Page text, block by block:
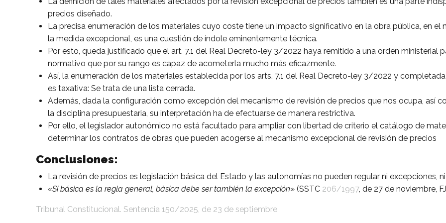
precios diseñado.
La precisa enumeración de los materiales cuyo coste tiene un impacto significativo en la obra pública, en
la medida excepcional, es una cuestión de índole eminentemente técnica.
Por esto, queda justificado que el art. 7.1 del Real Decreto-ley 3/2022 haya remitido a una orden ministerial
normativo que por su rango es capaz de acometerla mucho más eficazmente.
Así, la enumeración de los materiales establecida por los arts. 7.1 del Real Decreto-ley 3/2022 y
es taxativa: Se trata de una lista cerrada.
Además, dada la configuración como excepción del mecanismo de revisión de precios que nos ocupa, así
la disciplina presupuestaria, su interpretación ha de efectuarse de manera restrictiva.
Por ello, el legislador autonómico no está facultado para ampliar con libertad de criterio el catálogo de
determinar los contratos de obras que pueden acogerse al mecanismo excepcional de revisión de precios
Conclusiones:
La revisión de precios es legislación básica del Estado y las autonomías no pueden regular ni excepciones,
«Si básica es la regla general, básica debe ser también la excepción» (SSTC 206/1997, de 27 de noviembre,
Tribunal Constitucional. Sentencia 150/2025, de 23 de septiembre